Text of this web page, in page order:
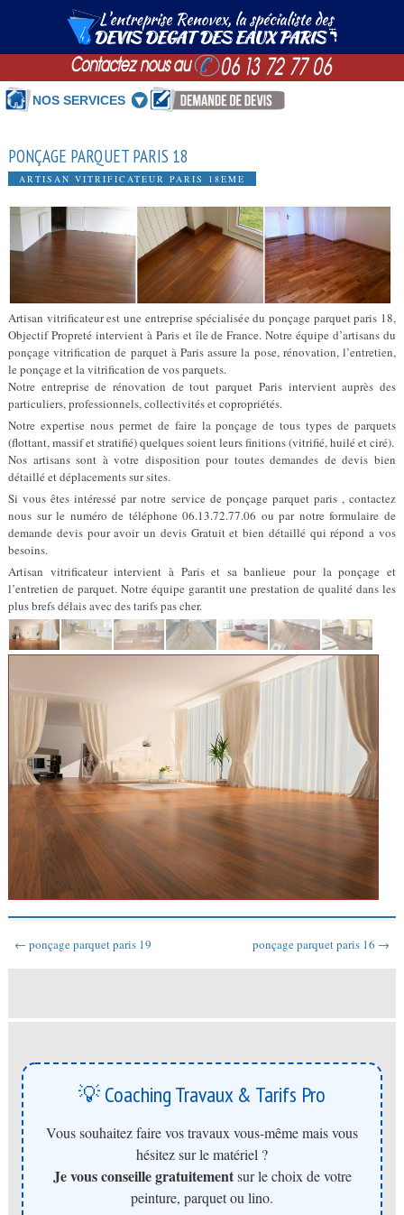
NOS SERVICES
PONÇAGE PARQUET PARIS 18
ARTISAN VITRIFICATEUR PARIS 18EME
Artisan vitrificateur est une entreprise spécialisée du ponçage parquet paris 18,
Objectif Propreté intervient à Paris et île de France. Notre équipe d’artisans du
ponçage vitrification de parquet à Paris assure la pose, rénovation, l’entretien,
le ponçage et la vitrification de vos parquets.
Notre entreprise de rénovation de tout parquet Paris intervient auprès des
particuliers, professionnels, collectivités et copropriétés.
Notre expertise nous permet de faire la ponçage de tous types de parquets
(flottant, massif et stratifié) quelques soient leurs finitions (vitrifié, huilé et ciré).
Nos artisans sont à votre disposition pour toutes demandes de devis bien
détaillé et déplacements sur sites.
Si vous êtes intéressé par notre service de ponçage parquet paris , contactez
nous sur le numéro de téléphone 06.13.72.77.06 ou par notre formulaire de
demande devis pour avoir un devis Gratuit et bien détaillé qui répond a vos
besoins.
Artisan vitrificateur intervient à Paris et sa banlieue pour la ponçage et
l’entretien de parquet. Notre équipe garantit une prestation de qualité dans les
plus brefs délais avec des tarifs pas cher.
← ponçage parquet paris 19 ponçage parquet paris 16 →
💡 Coaching Travaux & Tarifs Pro
Vous souhaitez faire vos travaux vous-même mais vous
hésitez sur le matériel ?
Je vous conseille gratuitementsur le choix de votre
peinture, parquet ou lino.